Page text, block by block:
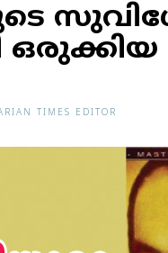
TIMES EDITOR